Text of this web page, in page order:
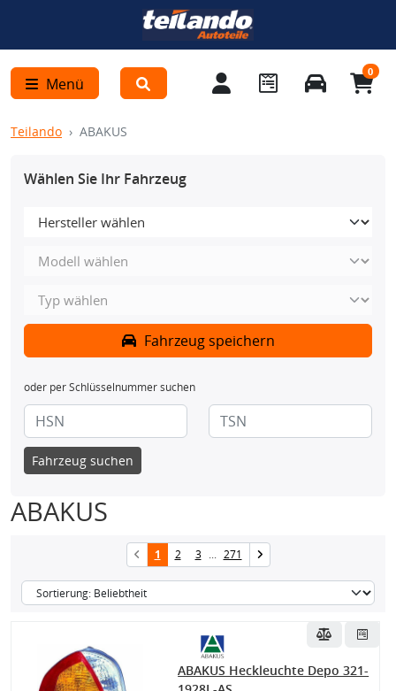
Menü
0
Teilando ABAKUS
Wählen Sie Ihr Fahrzeug
Fahrzeug speichern
oder per Schlüsselnummer suchen
Fahrzeug suchen
ABAKUS
1 2 3 ... 271
ABAKUS Heckleuchte Depo 321-